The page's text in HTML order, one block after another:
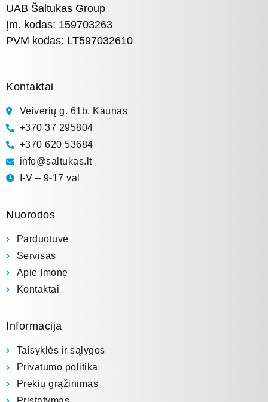
UAB Šaltukas Group
Įm. kodas: 159703263
PVM kodas: LT597032610
Kontaktai
Veiverių g. 61b, Kaunas
+370 37 295804
+370 620 53684
info@saltukas.lt
I-V – 9-17 val
Nuorodos
Parduotuvė
Servisas
Apie Įmonę
Kontaktai
Informacija
Taisyklės ir sąlygos
Privatumo politika
Prekių grąžinimas